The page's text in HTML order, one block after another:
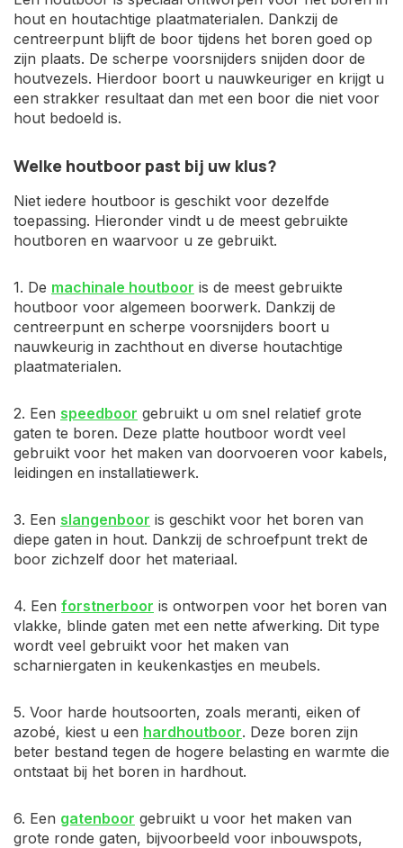
hout en houtachtige plaatmaterialen. Dankzij de
centreerpunt blijft de boor tijdens het boren goed op
zijn plaats. De scherpe voorsnijders snijden door de
houtvezels. Hierdoor boort u nauwkeuriger en krijgt u
een strakker resultaat dan met een boor die niet voor
hout bedoeld is.
Welke houtboor past bij uw klus?
Niet iedere houtboor is geschikt voor dezelfde
toepassing. Hieronder vindt u de meest gebruikte
houtboren en waarvoor u ze gebruikt.
1. De machinale houtboor is de meest gebruikte
houtboor voor algemeen boorwerk. Dankzij de
centreerpunt en scherpe voorsnijders boort u
nauwkeurig in zachthout en diverse houtachtige
plaatmaterialen.
2. Een speedboor gebruikt u om snel relatief grote
gaten te boren. Deze platte houtboor wordt veel
gebruikt voor het maken van doorvoeren voor kabels,
leidingen en installatiewerk.
3. Een slangenboor is geschikt voor het boren van
diepe gaten in hout. Dankzij de schroefpunt trekt de
boor zichzelf door het materiaal.
4. Een forstnerboor is ontworpen voor het boren van
vlakke, blinde gaten met een nette afwerking. Dit type
wordt veel gebruikt voor het maken van
scharniergaten in keukenkastjes en meubels.
5. Voor harde houtsoorten, zoals meranti, eiken of
azobé, kiest u een hardhoutboor. Deze boren zijn
beter bestand tegen de hogere belasting en warmte die
ontstaat bij het boren in hardhout.
6. Een gatenboor gebruikt u voor het maken van
grote ronde gaten, bijvoorbeeld voor inbouwspots,